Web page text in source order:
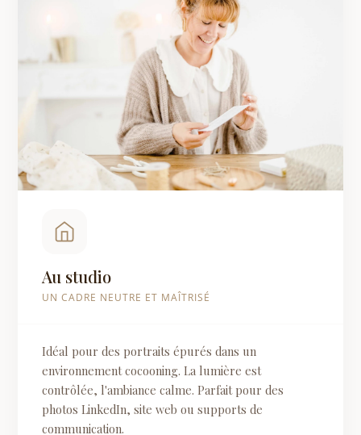
Au studio
UN CADRE NEUTRE ET MAÎTRISÉ
Idéal pour des portraits épurés dans un
environnement cocooning. La lumière est
contrôlée, l'ambiance calme. Parfait pour des
photos LinkedIn, site web ou supports de
communication.